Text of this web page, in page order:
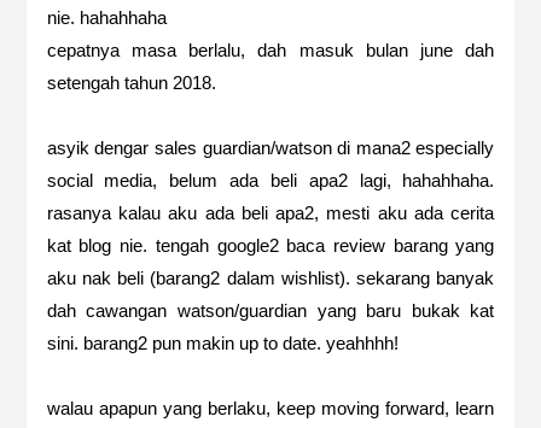
nie. hahahhaha
cepatnya masa berlalu, dah masuk bulan june dah
setengah tahun 2018.
asyik dengar sales guardian/watson di mana2 especially
social media, belum ada beli apa2 lagi, hahahhaha.
rasanya kalau aku ada beli apa2, mesti aku ada cerita
kat blog nie. tengah google2 baca review barang yang
aku nak beli (barang2 dalam wishlist). sekarang banyak
dah cawangan watson/guardian yang baru bukak kat
sini. barang2 pun makin up to date. yeahhhh!
walau apapun yang berlaku, keep moving forward, learn